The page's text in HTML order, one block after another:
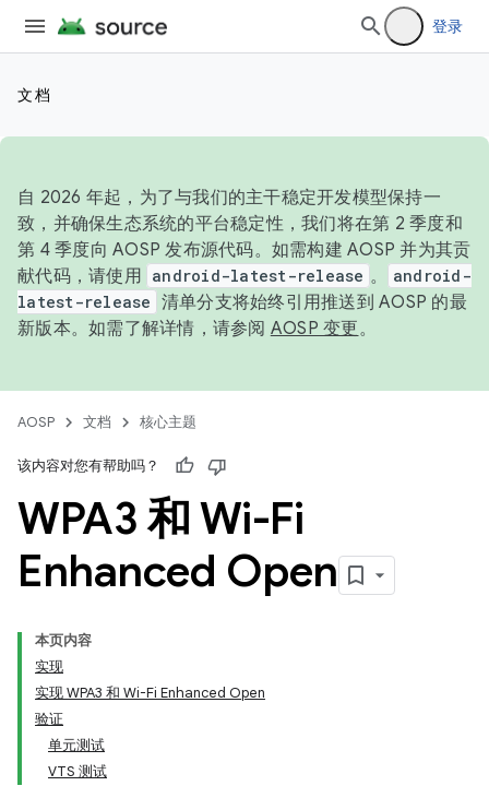
登录
文档
自 2026 年起，为了与我们的主干稳定开发模型保持一
致，并确保生态系统的平台稳定性，我们将在第 2 季度和
第 4 季度向 AOSP 发布源代码。如需构建 AOSP 并为其贡
献代码，请使用 android-latest-release 。
android-
latest-release 清单分支将始终引用推送到 AOSP 的最
新版本。如需了解详情，请参阅 AOSP 变更。
AOSP 文档 核心主题
该内容对您有帮助吗？
WPA3 和 Wi-Fi
Enhanced Open
本页内容
实现
实现 WPA3 和 Wi-Fi Enhanced Open
验证
单元测试
VTS 测试